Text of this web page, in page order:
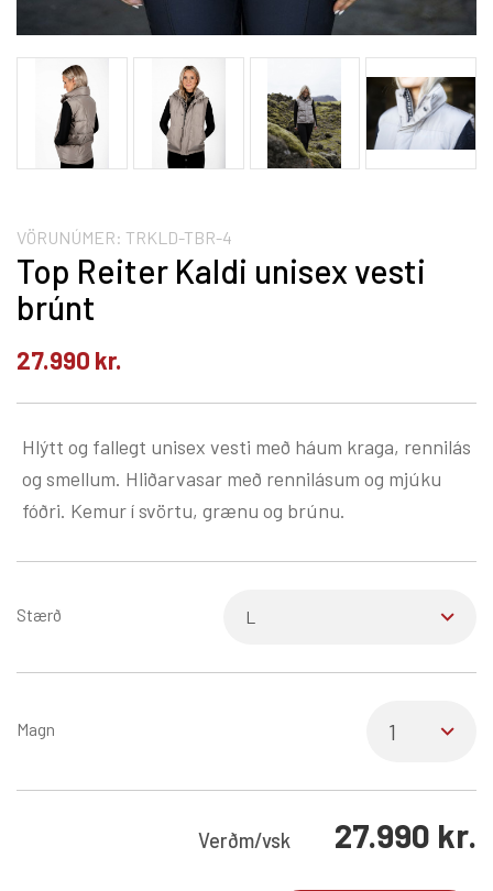
VÖRUNÚMER: TRKLD-TBR-4
Top Reiter Kaldi unisex vesti
brúnt
27.990 kr.
Hlýtt og fallegt unisex vesti með háum kraga, rennilás
og smellum. Hliðarvasar með rennilásum og mjúku
fóðri. Kemur í svörtu, grænu og brúnu.
Stærð
Magn
Verðm/vsk 27.990 kr.